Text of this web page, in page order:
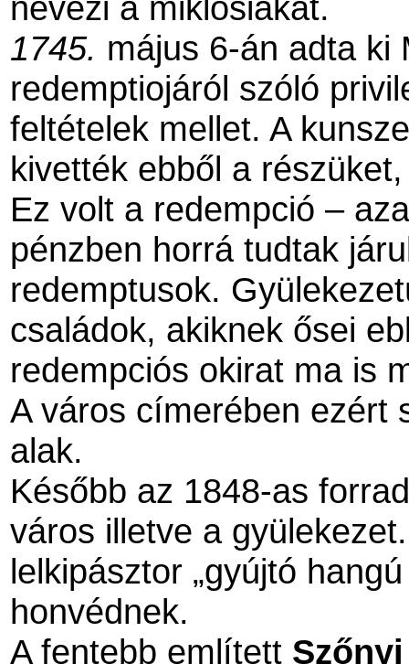
1745. május 6-án adta ki
redemptiojáról szóló
feltételek mellet. A
kivették ebből a
Ez volt a redempció –
pénzben horrá tudtak
redemptusok.
családok, akiknek ősei
redempciós okirat ma is
A város címerében ezért
alak.
Később az 1848-as
város illetve a
lelkipásztor „gyújtó
honvédnek.
A fentebb említett